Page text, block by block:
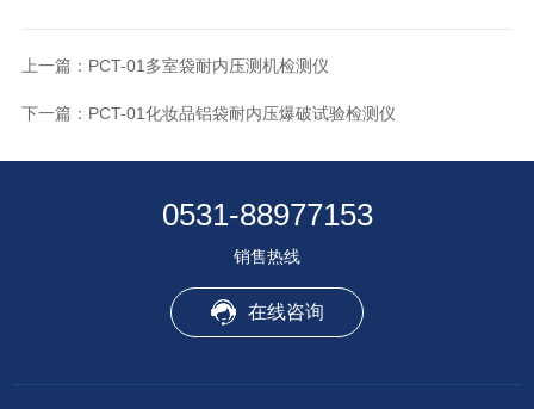
上一篇： PCT-01多室袋耐内压测机检测仪
下一篇： PCT-01化妆品铝袋耐内压爆破试验检测仪
0531-88977153
销售热线
在线咨询